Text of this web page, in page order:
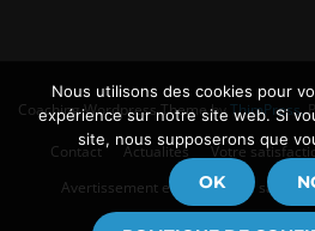
Coaching Wordpress ThemebyThimPress.
Contact Actualités Votre
Avertissement en matière de santé
Nous utilisons des cookies pour
expérience sur notre site web. Si
site, nous supposerons que
OK